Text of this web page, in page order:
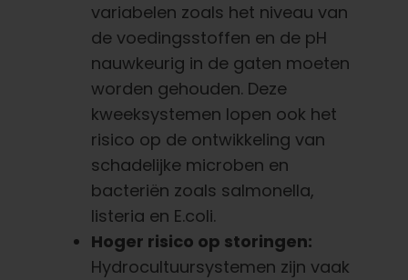
variabelen zoals het niveau van
de voedingsstoffen en de pH
nauwkeurig in de gaten moeten
worden gehouden. Deze
kweeksystemen lopen ook het
risico op de ontwikkeling van
schadelijke microben en
bacteriën zoals salmonella,
listeria en E.coli.
Hoger risico op storingen:
Hydrocultuursystemen zijn vaak